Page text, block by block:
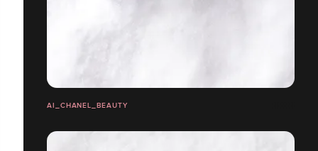
AI_CHANEL_BEAUTY